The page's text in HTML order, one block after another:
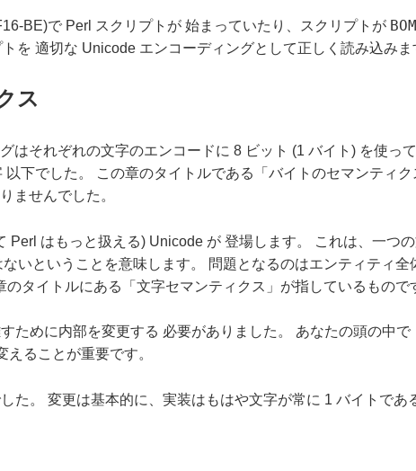
BE)で Perl スクリプトが 始まっていたり、スクリプトが
を 適切な Unicode エンコーディングとして正しく読み込みま
ス
はそれぞれの文字のエンコードに 8 ビット (1 バイト) を使っ
下でした。 この章のタイトルである「バイトのセマンティ
ませんでした。
Perl はもっと扱える) Unicode が 登場します。 これは、一つ
いということを意味します。 問題となるのはエンティティ
タイトルにある「文字セマンティクス」が指しているもので
ために内部を変更する 必要がありました。 あなたの頭の中
ることが重要です。
た。 変更は基本的に、実装はもはや文字が常に 1 バイトであ